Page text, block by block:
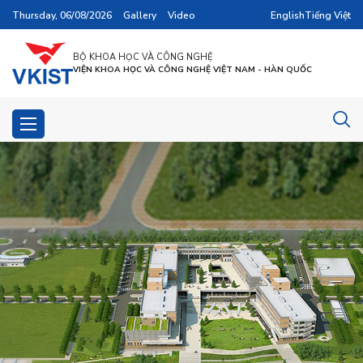
Thursday, 06/08/2026 Gallery Video EnglishTiếng Việt
BỘ KHOA HỌC VÀ CÔNG NGHỆ
VIỆN KHOA HỌC VÀ CÔNG NGHỆ VIỆT NAM - HÀN QUỐC